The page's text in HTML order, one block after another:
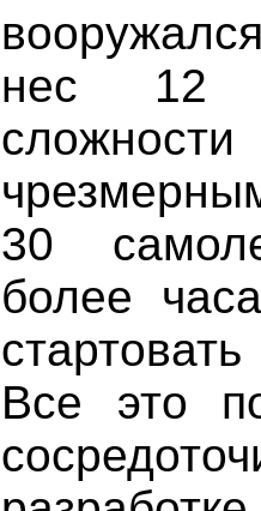
нес 12
30
более
Все это